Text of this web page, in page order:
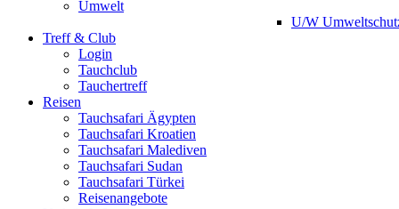
Umwelt
U/W
Treff & Club
Login
Tauchclub
Tauchertreff
Reisen
Tauchsafari Ägypten
Tauchsafari Kroatien
Tauchsafari Malediven
Tauchsafari Sudan
Tauchsafari Türkei
Reisenangebote